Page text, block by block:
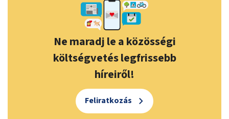
Ne maradj le a közösségi
költségvetés legfrissebb
híreiről!
Feliratkozás